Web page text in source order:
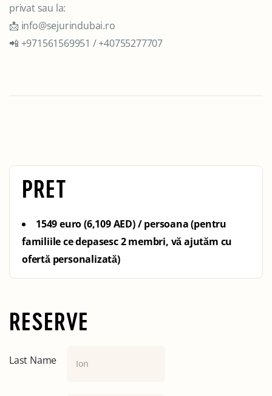
privat sau la:
📩 info@sejurindubai.ro
📲 +971561569951 / +40755277707
PRET
1549 euro (6,109 AED) / persoana (pentru
familiile ce depasesc 2 membri, vă ajutăm cu
ofertă personalizată)
RESERVE
Last Name